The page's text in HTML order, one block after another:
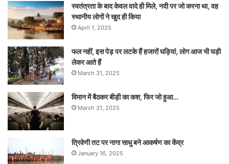
स्वतंत्रता के बाद केवल वादे ही मिले, नदी पर जो करना था, वह
स्थानीय लोगों ने खुद ही किया
April 1, 2025
फल नहीं, इस पेड़ पर लटके हैं हजारों घड़ियां, लोग आज भी घड़ी
लेकर आते हैं
March 31, 2025
विमान में बैठकर बीड़ी का कश, फिर जो हुआ…
March 31, 2025
त्रिवेणी तट पर नागा साधु बने आकर्षण का केंद्र
January 16, 2025